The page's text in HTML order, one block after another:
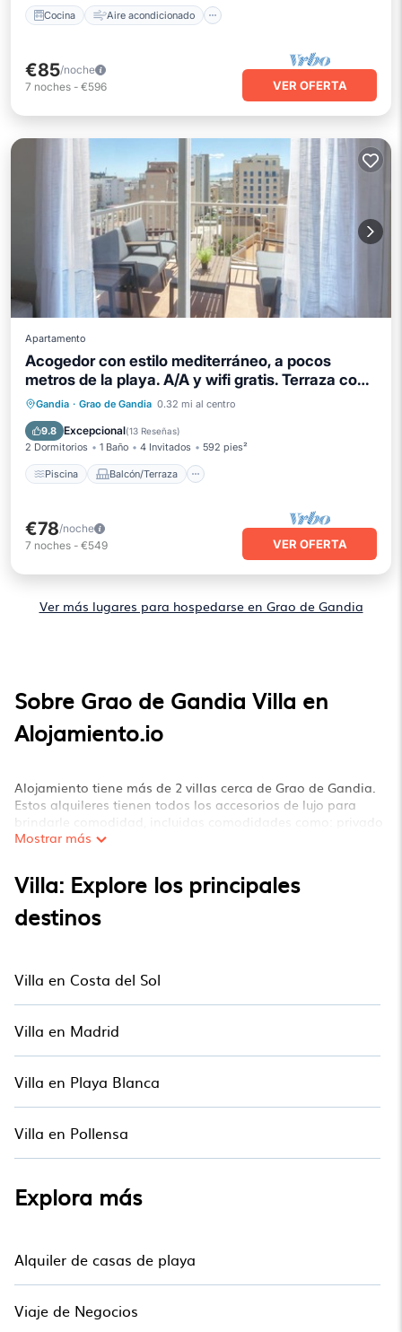
Cocina Aire acondicionado
€85/noche
7 noches - €596 VER OFERTA
Apartamento
Acogedor con estilo mediterráneo, a pocos
metros de la playa. A/A y wifi gratis. Terraza con
vistas al mar-ALQUILER SOLO FAMILIAS
Gandia · Grao de Gandia 0.32 mi al centro
9.8 Excepcional(13 Reseñas)
2 Dormitorios 1 Baño 4 Invitados 592 pies²
Piscina Balcón/Terraza
Piscina Balcón/Terraza
Aire acondicionado
€78/noche
7 noches - €549 VER OFERTA
Ver más lugares para hospedarse en Grao de Gandia
Sobre Grao de Gandia Villa en
Alojamiento.io
Alojamiento tiene más de 2 villas cerca de Grao de Gandia.
Estos alquileres tienen todos los accesorios de lujo para
brindarle comodidad, incluidas comodidades como: privado
piscinas, WIFI, spas, jacuzzis y más.
cerca de Grao de Gandia, y hay diferentes opciones para
estilos o tamaños únicos. que definitivamente satisfaría sus
salen de lo común y no se encuentran en cualquier otro
lugar, ya sea que viaje por la playa, el mar, la montaña o
todo en uno que te conecta con la villa de alquiler perfecta
en Grao de Gandia para las vacaciones de sus sueños,
resto del mundo. Muchos tienen piscinas privadas,
habitaciones de lujo e incluso características como canchas
Las villas Alojamiento están disponibles para reservas de
VRBO y Villas estilo Alojamiento. Así que encuentra tu
escapada de última hora hoy con Alojamiento en Grao de
Mostrar más
Villa: Explore los principales
destinos
Villa en Costa del Sol
Villa en Madrid
Villa en Playa Blanca
Villa en Pollensa
Explora más
Alquiler de casas de playa
Viaje de Negocios